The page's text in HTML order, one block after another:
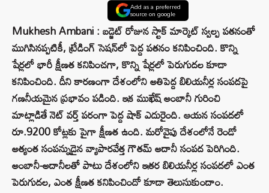
Add as a preferred
source on google
Mukhesh Ambani : బడ్జెట్ రోజున స్టాక్ మార్కెట్ స్వల్ప పతనంతో
ముగిసినప్పటికీ, ట్రేడింగ్ సెషన్‌లో పెద్ద పతనం కనిపించింది. కొన్ని
షేర్లలో భారీ క్షీణత కనిపించగా, కొన్ని షేర్లలో పెరుగుదల కూడా
కనిపించింది. దీని కారణంగా దేశంలోని అతిపెద్ద బిలియనీర్ల సంపదపై
గణనీయమైన ప్రభావం పడింది. ఇక ముఖేష్ అంబానీ గురించి
మాట్లాడితే నెట్ వర్త్ పరంగా పెద్ద షాక్ ఎదురైంది. ఆయన సంపదలో
రూ.9200 కోట్లకు పైగా క్షీణత ఉంది. మరోవైపు దేశంలోనే రెండో
అత్యంత సంపన్నుడైన వ్యాపారవేత్త గౌతమ్ అదానీ సంపద పెరిగింది.
అంబానీ-అదానీలతో పాటు దేశంలోని ఇతర బిలియనీర్ల సంపదలో ఎంత
పెరుగుదల, ఎంత క్షీణత కనిపించిందో కూడా తెలుసుకుందాం.